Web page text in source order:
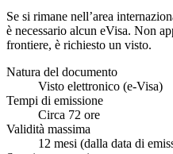
Se si rimane nell’area
è necessario alcun eVisa. Non
frontiere, è richiesto un visto.
Natura del documento
Visto elettronico (e-Visa)
Tempi di emissione
Circa 72 ore
Validità massima
12 mesi (dalla data di